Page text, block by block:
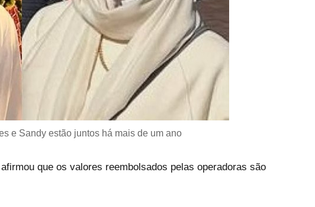
e Sandy estão juntos há mais de um ano
que os valores reembolsados pelas operadoras são